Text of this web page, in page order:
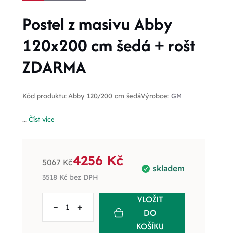
Postel z masivu Abby
120x200 cm šedá + rošt
ZDARMA
Kód produktu: Abby 120/200 cm šedáVýrobce: GM
... Číst více
skladem
5067 Kč4256 Kč
3518 Kčbez DPH
– +
VLOŽIT
DO
KOŠÍKU